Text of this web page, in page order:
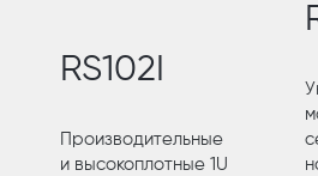
RS102I
Производительные
и высокоплотные 1U